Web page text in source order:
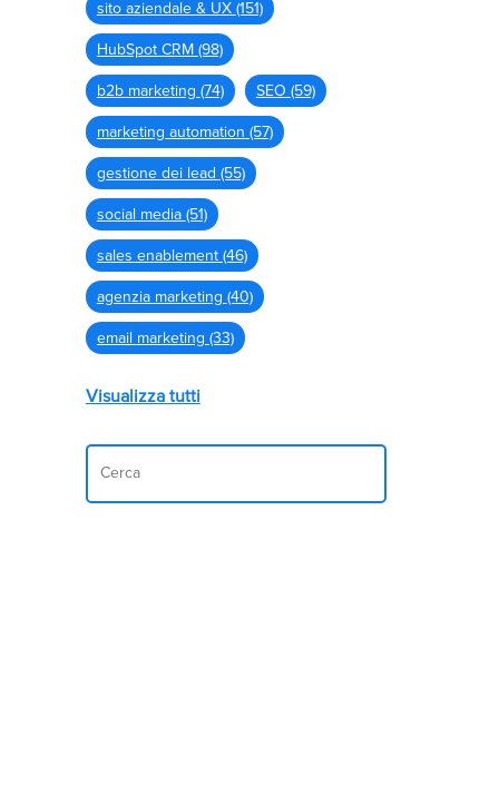
sito aziendale & UX (151)
HubSpot CRM (98)
b2b marketing (74) SEO (59)
marketing automation (57)
gestione dei lead (55)
social media (51)
sales enablement (46)
agenzia marketing (40)
email marketing (33)
Visualizza tutti